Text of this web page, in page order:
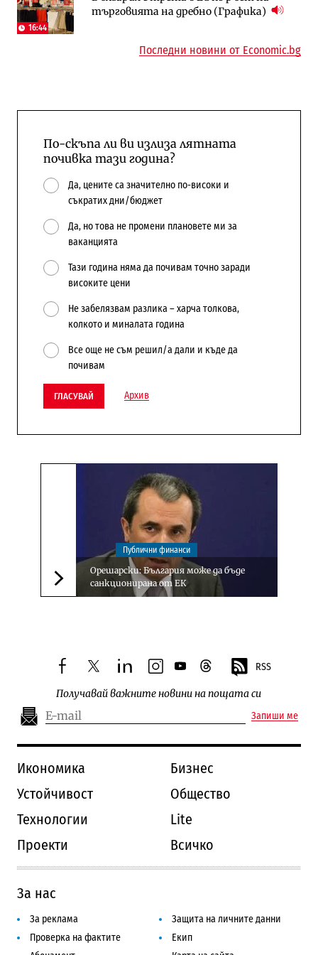
16:44
търговията на дребно (Графика)
бюджетите си
Последни новини от Economic.bg
По-скъпа ли ви излиза лятната
почивка тази година?
Да, цените са значително по-високи и
съкратих дни/бюджет
Да, но това не промени плановете ми за
ваканцията
Тази година няма да почивам точно заради
високите цени
Не забелязвам разлика – харча толкова,
колкото и миналата година
Все още не съм решил/а дали и къде да
почивам
ГЛАСУВАЙ Архив
Следваща новина
Публични финанси
Орешарски: България може да бъде
санкционирана от ЕК
facebooktwitterlinkedininstagram
youtubethreads RSS
Получавай важните новини на пощата си
Запиши ме
Икономика
Бизнес
Устойчивост
Общество
Технологии
Lite
Проекти
Всичко
За нас
За реклама
Защита на личните данни
Проверка на фактите
Екип